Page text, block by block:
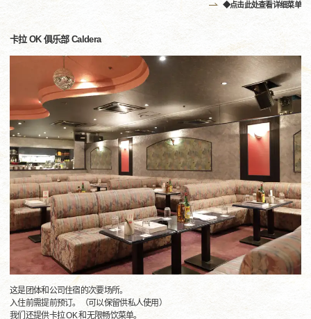
◆点击此处查看详细菜单
卡拉 OK 俱乐部 Caldera
这是团体和公司住宿的次要场所。
入住前需提前预订。（可以保留供私人使用）
我们还提供卡拉 OK 和无限畅饮菜单。